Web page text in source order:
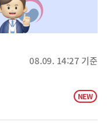
08.09. 14:27 기준
NEW